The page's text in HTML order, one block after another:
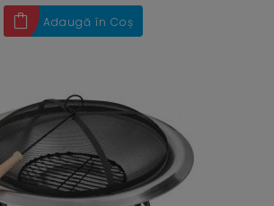
Adaugă în Coș